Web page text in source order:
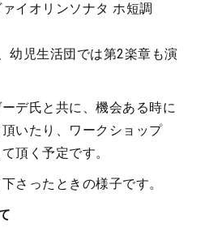
イオリンソナタ ホ短調
幼児生活団では第2楽章も演
デ氏と共に、機会ある時に
いたり、ワークショップ
頂く予定です。
さったときの様子です。